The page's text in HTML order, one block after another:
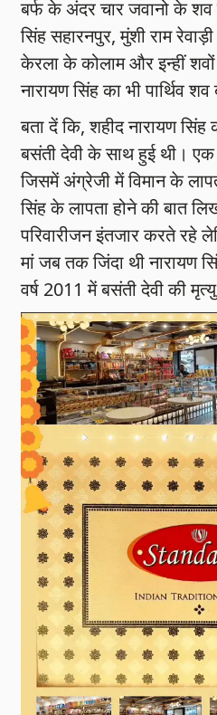
बर्फ के अंदर चार जवानो के
सिंह सहारनपुर, मुंशी राम
केरला के कोलाम और इन्हीं
नारायण सिंह का भी पार्थिव
बता दें कि, शहीद नारायण
बसंती देवी के साथ हुई थी।
जिसमें अंग्रेजी में विमान के
सिंह के लापता होने की बात
परिवारीजन इंतजार करते रहे
मां जब तक जिंदा थी नारायण
वर्ष 2011 में बसंती देवी की